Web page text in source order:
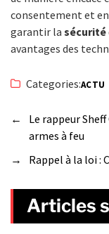
consentement et
garantir la sécurité
avantages des
Categories:ACTU
←
Le rappeur
armes à feu
→
Rappel à la loi :
Articles